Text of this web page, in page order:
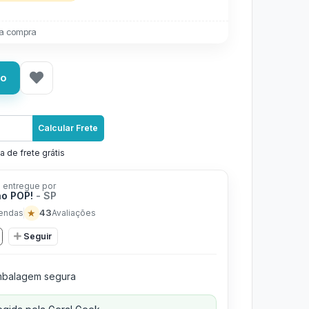
compra
Calcular Frete
de frete grátis
entregue por
POP! - SP
★ 43Avaliações
Seguir
segura